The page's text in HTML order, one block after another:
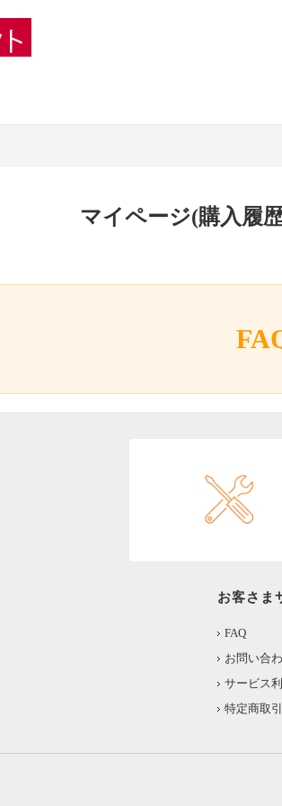
マイページ(購入履
お客さま
FAQ
お問い合
サービス
特定商取